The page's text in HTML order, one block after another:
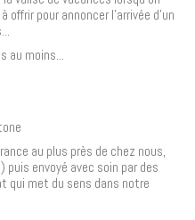
offrir pour annoncer l'arrivée d'un
moins...
au plus près de chez nous,
envoyé avec soin par des
qui met du sens dans notre